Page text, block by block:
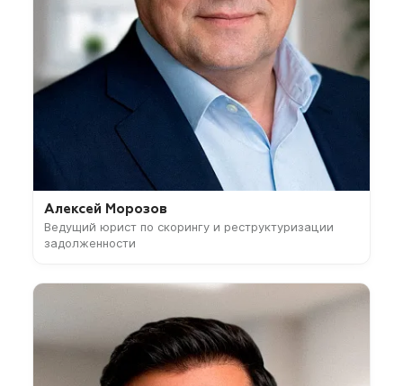
Алексей Морозов
Ведущий юрист по скорингу и реструктуризации
задолженности